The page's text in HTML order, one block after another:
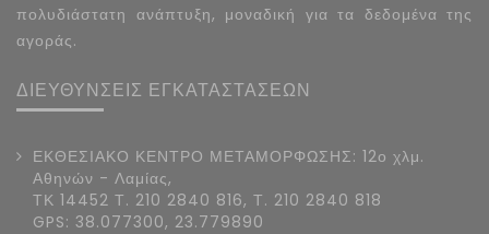
πολυδιάστατη ανάπτυξη, μοναδική για τα δεδομένα της
αγοράς.
ΔΙΕΥΘΥΝΣΕΙΣ ΕΓΚΑΤΑΣΤΑΣΕΩΝ
ΕΚΘΕΣΙΑΚΟ ΚΕΝΤΡΟ ΜΕΤΑΜΟΡΦΩΣΗΣ: 12ο χλμ.
Αθηνών - Λαμίας,
ΤΚ 14452 Τ. 210 2840 816, Τ. 210 2840 818
GPS: 38.077300, 23.779890